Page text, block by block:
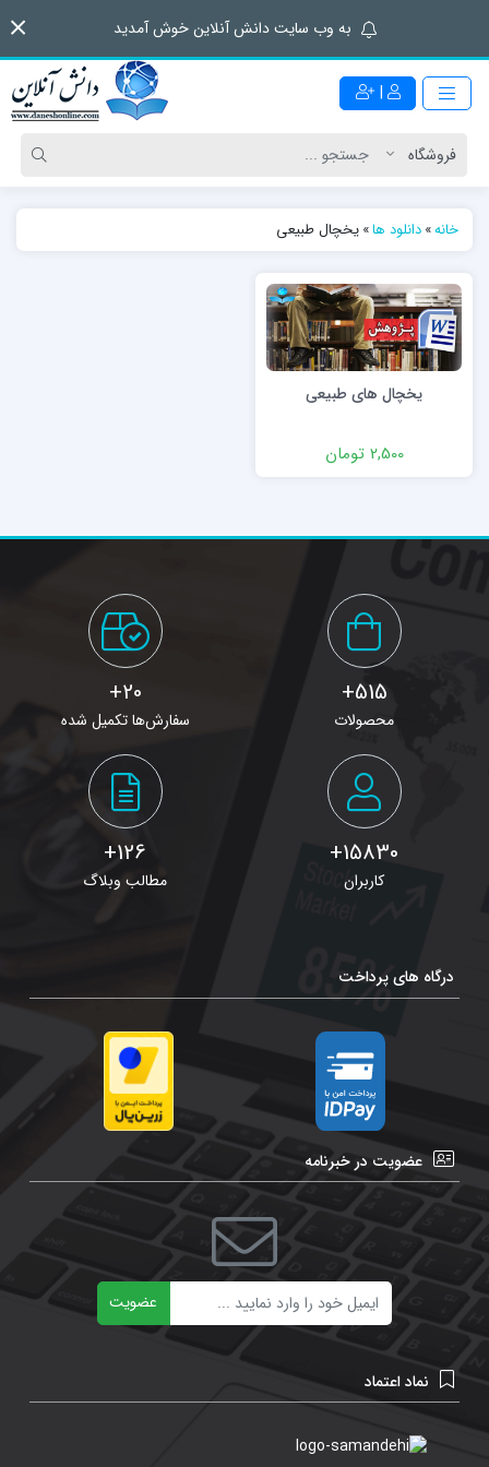
به وب سایت دانش آنلاین خوش آمدید
|
خانه»دانلود ها»یخچال طبیعی
یخچال‌ های طبیعی
2,500 تومان
515+
محصولات
20+
سفارش‌ها تکمیل شده
15830+
کاربران
126+
مطالب وبلاگ
درگاه های پرداخت
عضویت در خبرنامه
عضویت
نماد اعتماد